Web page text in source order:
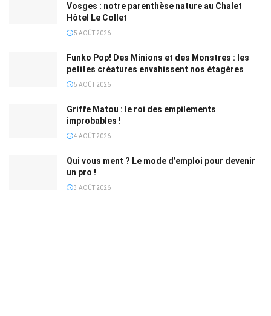
Vosges : notre parenthèse nature au Chalet
Hôtel Le Collet
5 AOÛT 2026
Funko Pop! Des Minions et des Monstres : les
petites créatures envahissent nos étagères
5 AOÛT 2026
Griffe Matou : le roi des empilements
improbables !
4 AOÛT 2026
Qui vous ment ? Le mode d’emploi pour devenir
un pro !
3 AOÛT 2026